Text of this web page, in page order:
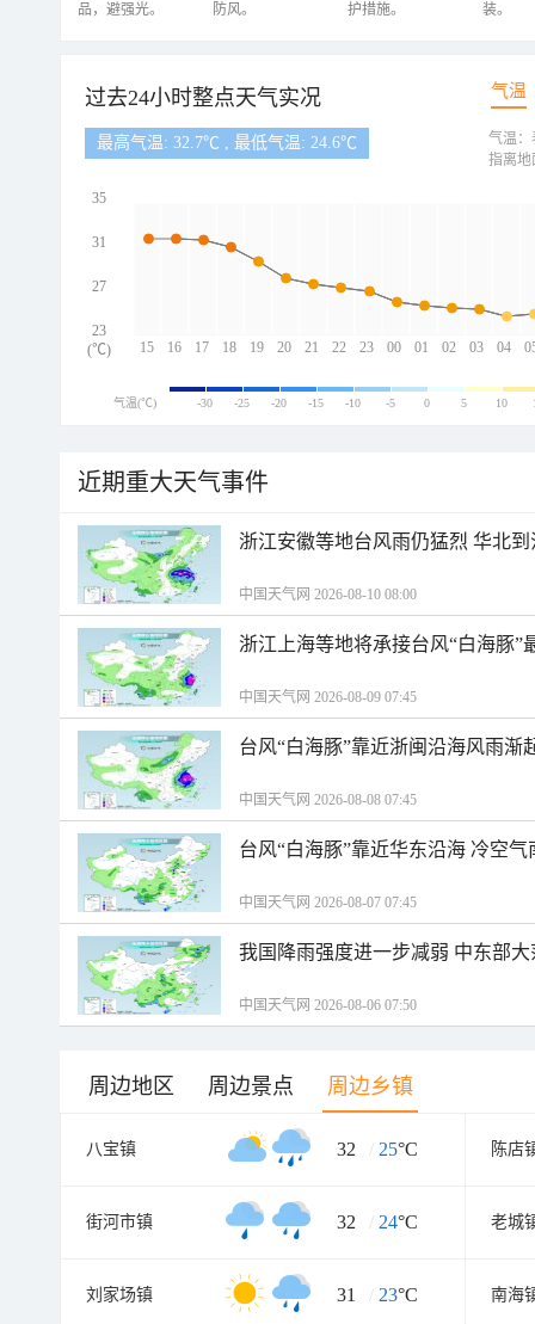
品，避强光。
防风。
护措施。
装。
过去24小时整点天气实况 气温
最高气温: 32.7℃ , 最低气温: 24.6℃
15 16 17 18 19 20 21 22 23 00 01 02 03 04
35
31
27
23
(℃)
气温：
指离地
气温(℃) -30 -25 -20 -15 -10 -5 0 5 10
近期重大天气事件
浙江安徽等地台风雨仍猛烈 华北
中国天气网 2026-08-10 08:00
浙江上海等地将承接台风“白海豚”
中国天气网 2026-08-09 07:45
台风“白海豚”靠近浙闽沿海风雨渐
中国天气网 2026-08-08 07:45
台风“白海豚”靠近华东沿海 冷空
中国天气网 2026-08-07 07:45
我国降雨强度进一步减弱 中东部
中国天气网 2026-08-06 07:50
周边地区 周边景点 周边乡镇
八宝镇 32 / 25°C 陈店
街河市镇 32 / 24°C 老城
刘家场镇 31 / 23°C 南海